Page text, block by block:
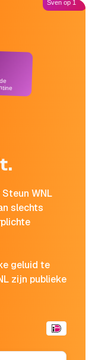
WNL
slechts
geluid te
zijn publieke
Sven op 1